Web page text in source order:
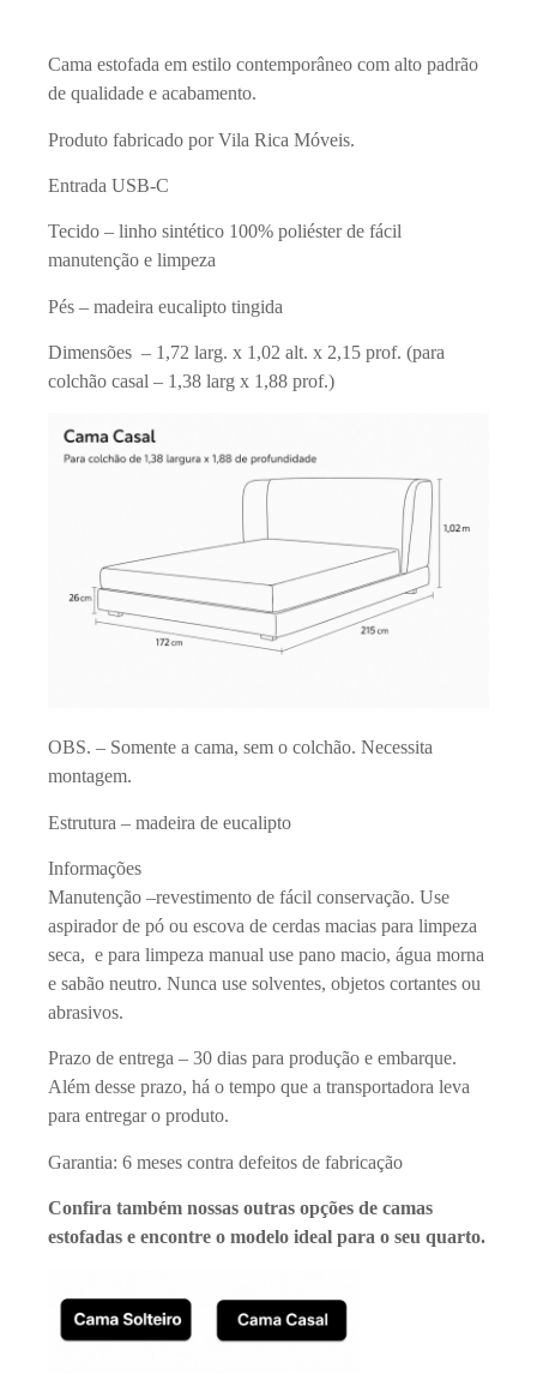
Cama estofada em estilo contemporâneo com alto padrão
de qualidade e acabamento.
Produto fabricado por Vila Rica Móveis.
Entrada USB-C
Tecido – linho sintético 100% poliéster de fácil
manutenção e limpeza
Pés – madeira eucalipto tingida
Dimensões – 1,72 larg. x 1,02 alt. x 2,15 prof. (para
colchão casal – 1,38 larg x 1,88 prof.)
OBS. – Somente a cama, sem o colchão. Necessita
montagem.
Estrutura – madeira de eucalipto
Informações
Manutenção –revestimento de fácil conservação. Use
aspirador de pó ou escova de cerdas macias para limpeza
seca, e para limpeza manual use pano macio, água morna
e sabão neutro. Nunca use solventes, objetos cortantes ou
abrasivos.
Prazo de entrega – 30 dias para produção e embarque.
Além desse prazo, há o tempo que a transportadora leva
para entregar o produto.
Garantia: 6 meses contra defeitos de fabricação
Confira também nossas outras opções de camas
estofadas e encontre o modelo ideal para o seu quarto.